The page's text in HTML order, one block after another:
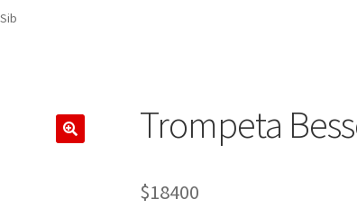
compra
Trompeta
$18400